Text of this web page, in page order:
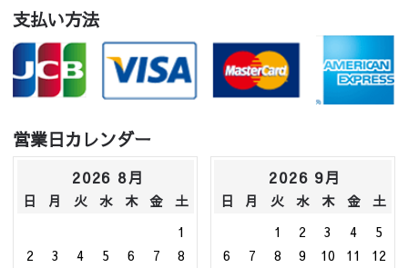
支払い方法
営業日カレンダー
2026 8月
日 月 火 水 木 金
土
1
2
3 4 5 6 7
8
2026 9月
日 月 火 水 木 金
土
1
2 3 4
5
6
7 8 9 10 11
12